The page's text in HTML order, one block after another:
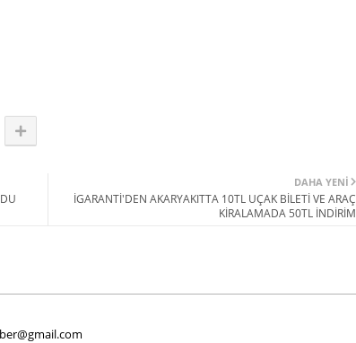
DAHA YENI
İGARANTİ'DEN AKARYAKITTA 10TL UÇAK BİLETİ VE ARAÇ
KİRALAMADA 50TL İNDİRİM